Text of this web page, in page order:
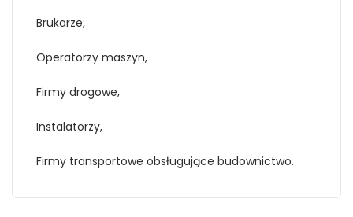
Brukarze,
Operatorzy maszyn,
Firmy drogowe,
Instalatorzy,
Firmy transportowe obsługujące budownictwo.